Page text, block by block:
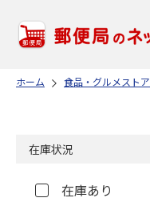
ホーム 食品・グルメストア
在庫状況
在庫あり